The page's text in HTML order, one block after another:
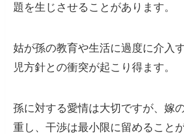
題を生じさせることがあります。
姑が孫の教育や生活に過度に介入
児方針との衝突が起こり得ます。
孫に対する愛情は大切ですが、嫁
重し、干渉は最小限に留めること